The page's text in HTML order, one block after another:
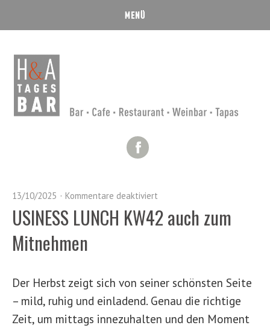
Facebook
13/10/2025 Kommentare deaktiviert
USINESS LUNCH KW42 auch zum
Mitnehmen
Der Herbst zeigt sich von seiner schönsten Seite
– mild, ruhig und einladend. Genau die richtige
Zeit, um mittags innezuhalten und den Moment